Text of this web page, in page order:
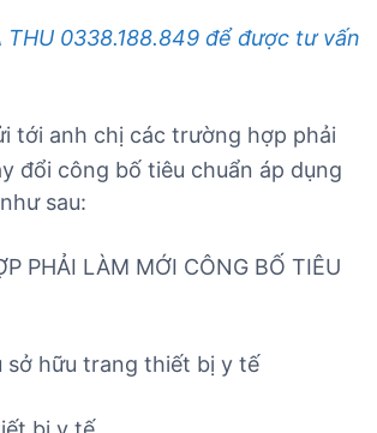
THU 0338.188.849 để được tư vấn
tới anh chị các trường hợp phải
đổi công bố tiêu chuẩn áp dụng
sau:
PHẢI LÀM MỚI CÔNG BỐ TIÊU
sở hữu trang thiết bị y tế